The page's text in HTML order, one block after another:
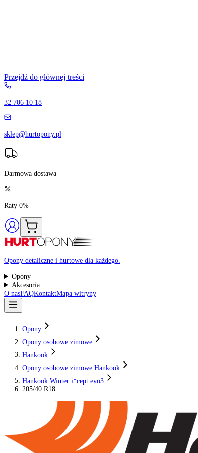
Przejdź do głównej treści
32 706 10 18
sklep@hurtopony.pl
Darmowa dostawa
Raty 0%
Opony detaliczne i hurtowe dla każdego.
Opony
O nasFAQKontakt
Opony
Opony osobowe zimowe
Hankook
Opony osobowe zimowe Hankook
Hankook Winter i*cept evo3
205/40 R18